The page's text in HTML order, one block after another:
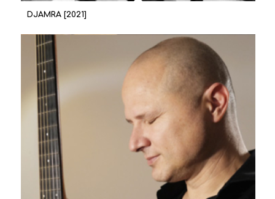
DJAMRA [2021]